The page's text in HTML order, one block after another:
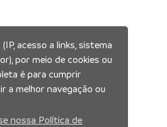
acesso a links, sistema
por meio de cookies ou
é para cumprir
a melhor navegação ou
nossa Política de